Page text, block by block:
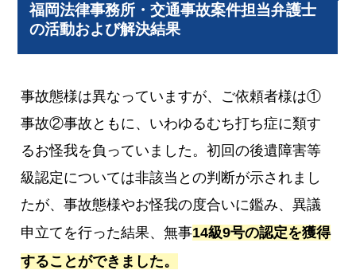
福岡法律事務所・交通事故案件担当弁護士
の活動および解決結果
事故態様は異なっていますが、ご依頼者様は①
事故②事故ともに、いわゆるむち打ち症に類す
るお怪我を負っていました。初回の後遺障害等
級認定については非該当との判断が示されまし
たが、事故態様やお怪我の度合いに鑑み、異議
申立てを行った結果、無事14級9号の認定を獲得
することができました。